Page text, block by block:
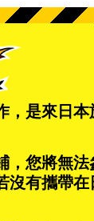
，是來日本
您將無法
沒有攜帶